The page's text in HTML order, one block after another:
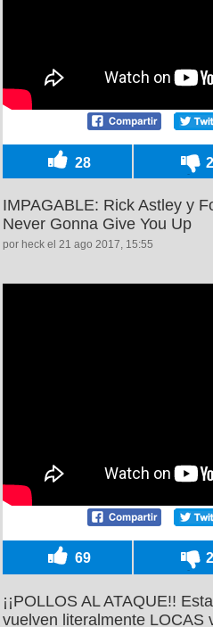
28
IMPAGABLE: Rick Astley y
Never Gonna Give You Up
por heck el 21 ago 2017, 15:55
69
¡¡POLLOS AL ATAQUE!!
vuelven literalmente LOCAS